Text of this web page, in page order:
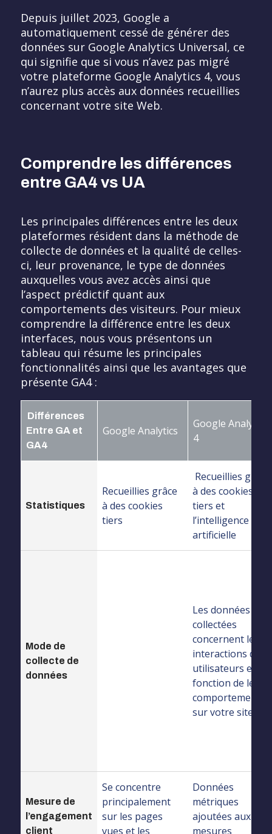
Depuis juillet 2023, Google a
automatiquement cessé de générer des
données sur Google Analytics Universal, ce
qui signifie que si vous n’avez pas migré
votre plateforme Google Analytics 4, vous
n’aurez plus accès aux données recueillies
concernant votre site Web.
Comprendre les différences
entre GA4 vs UA
Les principales différences entre les deux
plateformes résident dans la méthode de
collecte de données et la qualité de celles-
ci, leur provenance, le type de données
auxquelles vous avez accès ainsi que
l’aspect prédictif quant aux
comportements des visiteurs. Pour mieux
comprendre la différence entre les deux
interfaces, nous vous présentons un
tableau qui résume les principales
fonctionnalités ainsi que les avantages que
présente GA4 :
Différences
Entre GA et
GA4
Google Analytics
Google Analytics
4
Statistiques
Recueillies grâce
à des cookies
tiers
Recueillies grâce
à des cookies
tiers et
l’intelligence
artificielle
Mode de
collecte de
données
Les données
collectées
concernent les
interactions des
utilisateurs en
fonction de leurs
comportements
sur votre site
Mesure de
l’engagement
client
Se concentre
principalement
sur les pages
vues et les
Données
métriques
ajoutées aux
mesures